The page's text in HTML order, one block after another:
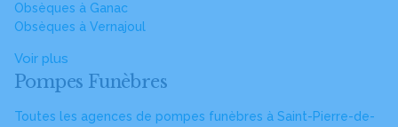
Obsèques à Ganac
Obsèques à Vernajoul
Voir plus
Pompes Funèbres
Toutes les agences de pompes funèbres à Saint-Pierre-de-